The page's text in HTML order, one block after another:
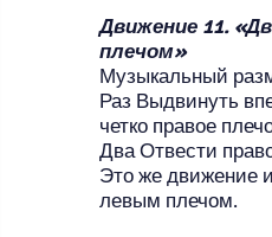
Движение 11.
плечом»
Музыкальный
Раз Выдвинуть
четко правое
Два Отвести
Это же движение
левым плечом.